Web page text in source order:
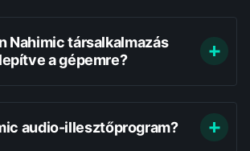
Nahimic társalkalmazás
a gépemre?
audio-illesztőprogram?